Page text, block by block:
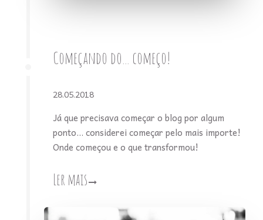
Começando do... começo!
28.05.2018
Já que precisava começar o blog por algum
ponto... considerei começar pelo mais importe!
Onde começou e o que transformou!
Ler mais